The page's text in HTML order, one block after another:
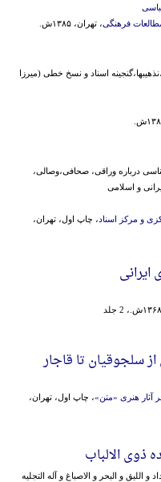
فرهنگی، تهران، ۱۳۸۵ش.
اسناد و نسخ خطی (میرزا
درباره وراقی، صحافی،وصالی،
و اسلامی
و مرکز اسناد ، چاپ اول، تهران،
ایرانی
سلجوقیان تا قاجار
آثار هنری «متن»، چاپ اول، تهران،
ذوی الالباب‌
و ‌اللیق‌ و ‌البحر و ‌الاصبا‌غ‌ و ‌آله‌ ‌التجلیه‌